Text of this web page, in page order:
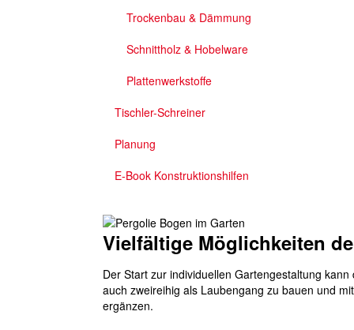
Trockenbau & Dämmung
Schnittholz & Hobelware
Plattenwerkstoffe
Tischler-Schreiner
Planung
E-Book Konstruktionshilfen
Vielfältige Möglichkeiten
Der Start zur individuellen Gartengestaltung
auch zweireihig als Laubengang zu bauen und
ergänzen.